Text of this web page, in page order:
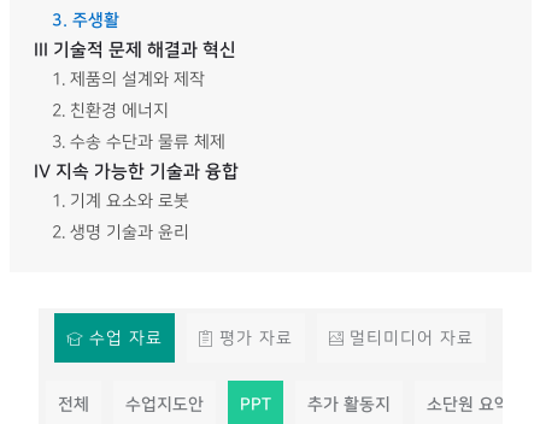
3. 주생활
III 기술적 문제 해결과 혁신
1. 제품의 설계와 제작
2. 친환경 에너지
3. 수송 수단과 물류 체제
IV 지속 가능한 기술과 융합
1. 기계 요소와 로봇
2. 생명 기술과 윤리
수업 자료 평가 자료 멀티미디어 자료
전체 수업지도안 PPT 추가 활동지 소단원 요약 정